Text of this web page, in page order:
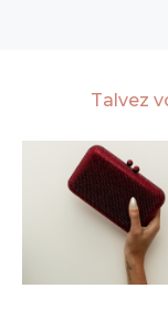
Talvez